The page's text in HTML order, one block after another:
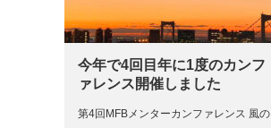
今年で4回目年に1度のカンフ
ァレンス開催しました
第4回MFBメンターカンファレンス 風の